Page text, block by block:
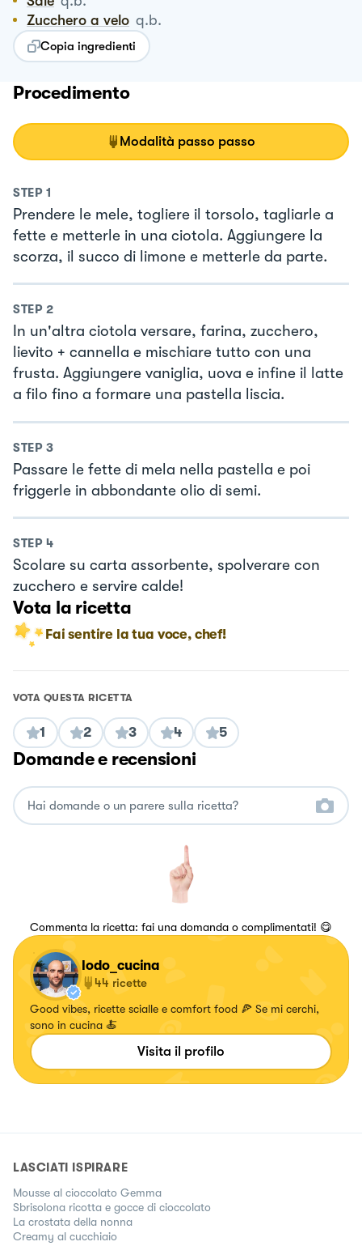
Zucchero a velo q.b.
Copia ingredienti
Procedimento
Modalità passo passo
STEP 1
Prendere le mele, togliere il torsolo, tagliarle a
fette e metterle in una ciotola. Aggiungere la
scorza, il succo di limone e metterle da parte.
STEP 2
In un'altra ciotola versare, farina, zucchero,
lievito + cannella e mischiare tutto con una
frusta. Aggiungere vaniglia, uova e infine il latte
a filo fino a formare una pastella liscia.
STEP 3
Passare le fette di mela nella pastella e poi
friggerle in abbondante olio di semi.
STEP 4
Scolare su carta assorbente, spolverare con
zucchero e servire calde!
Vota la ricetta
Fai sentire la tua voce, chef!
VOTA QUESTA RICETTA
1 2 3 4 5
Domande e recensioni
Commenta la ricetta: fai una domanda o complimentati! 😋
lodo_cucina
44 ricette
Good vibes, ricette scialle e comfort food 🍕 Se mi cerchi,
sono in cucina 🍝
Visita il profilo
LASCIATI ISPIRARE
Mousse al cioccolato Gemma
Sbrisolona ricotta e gocce di cioccolato
La crostata della nonna
Creamy al cucchiaio